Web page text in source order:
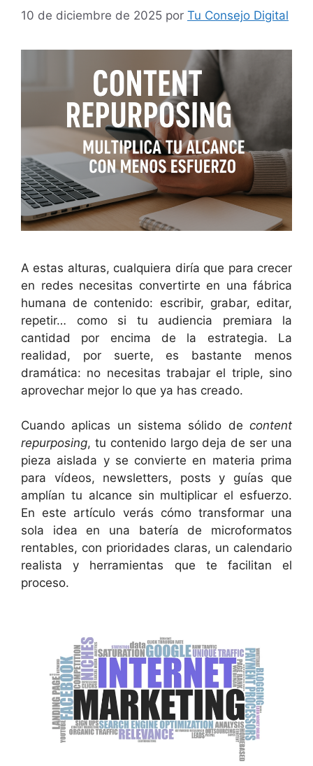
10 de diciembre de 2025 por Tu Consejo Digital
A estas alturas, cualquiera diría que para crecer
en redes necesitas convertirte en una fábrica
humana de contenido: escribir, grabar, editar,
repetir… como si tu audiencia premiara la
cantidad por encima de la estrategia. La
realidad, por suerte, es bastante menos
dramática: no necesitas trabajar el triple, sino
aprovechar mejor lo que ya has creado.
Cuando aplicas un sistema sólido de content
repurposing, tu contenido largo deja de ser una
pieza aislada y se convierte en materia prima
para vídeos, newsletters, posts y guías que
amplían tu alcance sin multiplicar el esfuerzo.
En este artículo verás cómo transformar una
sola idea en una batería de microformatos
rentables, con prioridades claras, un calendario
realista y herramientas que te facilitan el
proceso.